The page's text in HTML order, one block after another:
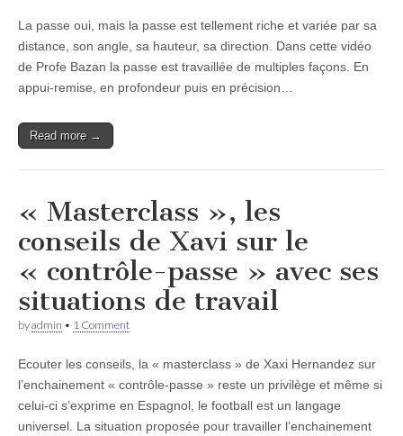
La passe oui, mais la passe est tellement riche et variée par sa
distance, son angle, sa hauteur, sa direction. Dans cette vidéo
de Profe Bazan la passe est travaillée de multiples façons. En
appui-remise, en profondeur puis en précision…
Read more →
« Masterclass », les
conseils de Xavi sur le
« contrôle-passe » avec ses
situations de travail
byadmin • 1 Comment
Ecouter les conseils, la « masterclass » de Xaxi Hernandez sur
l’enchainement « contrôle-passe » reste un privilège et même si
celui-ci s’exprime en Espagnol, le football est un langage
universel. La situation proposée pour travailler l’enchainement